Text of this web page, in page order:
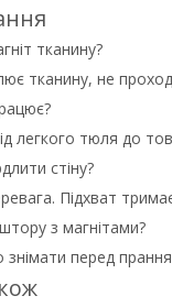
тканину?
тканину, не
легкого тюля до
стіну?
Підхват
з магнітами?
знімати перед